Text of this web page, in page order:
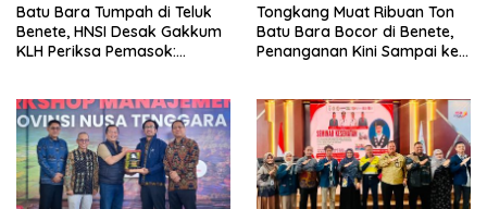
Batu Bara Tumpah di Teluk
Benete, HNSI Desak Gakkum
KLH Periksa Pemasok:
Tongkang Muat Ribuan Ton
Batu Bara Bocor di Benete,
Penanganan Kini Sampai ke